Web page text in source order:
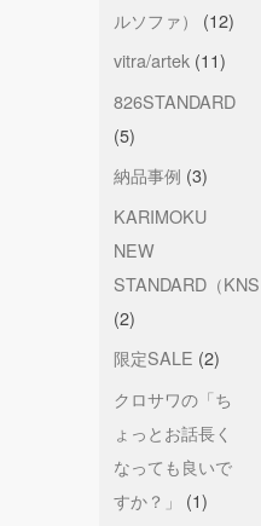
ルソファ）
(12)
vitra/artek(11)
826STANDARD
(5)
納品事例 (3)
KARIMOKU
NEW
STANDARD（
(2)
限定SALE (2)
クロサワの「ち
ょっとお話長く
なっても良いで
すか？」
(1)